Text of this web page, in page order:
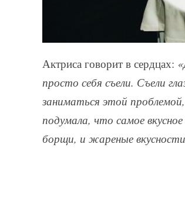
Актриса говорит в сердцах:
просто себя съели. Съели
заниматься этой
подумала, что самое
борщи, и жареные